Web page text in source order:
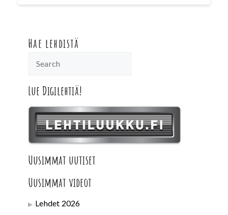
Hae lehdistä
Lue Digilehtiä!
Uusimmat uutiset
Uusimmat videot
Lehdet 2026